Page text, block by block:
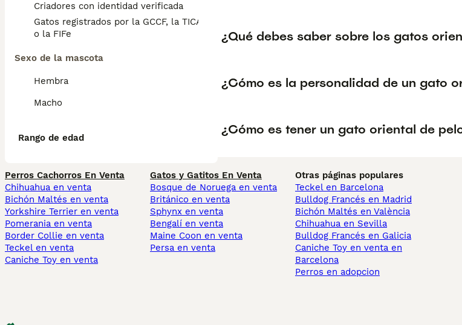
Criadores con identidad verificada
Gatos registrados por la GCCF, la TICA
o la FIFe
Sexo de la mascota
Hembra
Macho
Rango de edad
¿Qué debes saber sobre los gatos
¿Cómo es la personalidad de un gato
¿Cómo es tener un gato oriental de
Perros Cachorros En Venta
Chihuahua en venta
Bichón Maltés en venta
Yorkshire Terrier en venta
Pomerania en venta
Border Collie en venta
Teckel en venta
Caniche Toy en venta
Gatos y Gatitos En Venta
Bosque de Noruega en venta
Británico en venta
Sphynx en venta
Bengalí en venta
Maine Coon en venta
Persa en venta
Otras páginas populares
Teckel en Barcelona
Bulldog Francés en Madrid
Bichón Maltés en València
Chihuahua en Sevilla
Bulldog Francés en Galicia
Caniche Toy en venta en
Barcelona
Perros en adopcion